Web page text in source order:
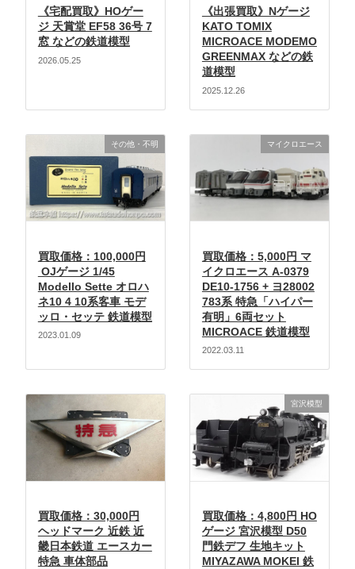
《宅配買取》HOゲー
ジ 天賞堂 EF58 36号 7
窓 などの鉄道模型
2026.05.25
《出張買取》Nゲージ
KATO TOMIX
MICROACE MODEMO
GREENMAX などの鉄
道模型
2025.12.26
その他・不明
買取価格：100,000円
OJゲージ 1/45
Modello Sette オロハ
ネ10 4 10系客車 モデ
ッロ・セッテ 鉄道模型
2023.01.09
マイクロエース
買取価格：5,000円 マ
イクロエース A-0379
DE10-1756 + ヨ28002
783系 特急「ハイパー
有明」6両セット
MICROACE 鉄道模型
2022.03.11
買取価格：30,000円
ヘッドマーク 近鉄 近
畿日本鉄道 エースカー
特急 車体部品
宮沢模型
買取価格：4,800円 HO
ゲージ 宮沢模型 D50
門鉄デフ 生地キット
MIYAZAWA MOKEI 鉄